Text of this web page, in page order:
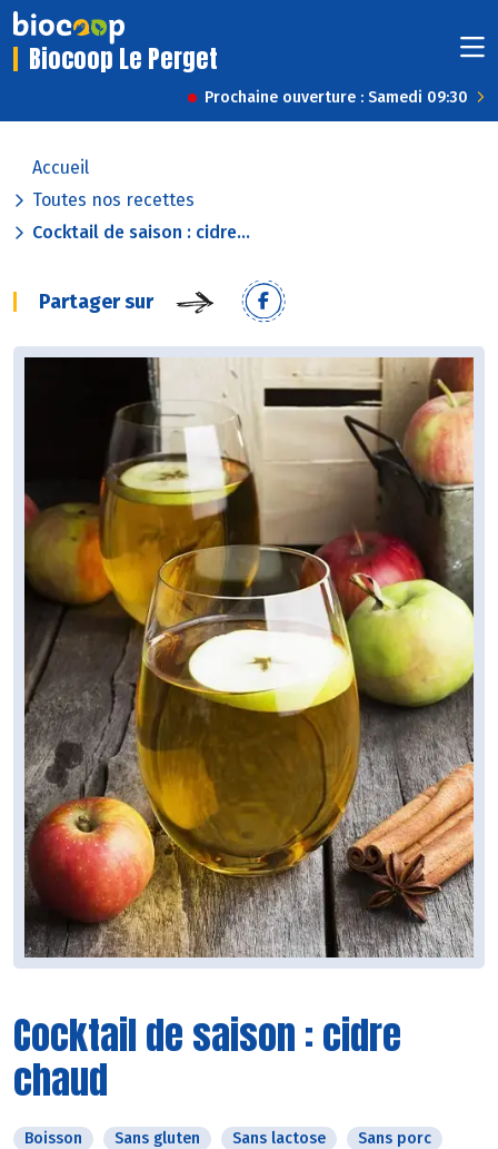
Biocoop Le Perget
Prochaine ouverture : Samedi 09:30
Accueil
Toutes nos recettes
Cocktail de saison : cidre...
Partager sur
Cocktail de saison : cidre
chaud
Boisson Sans gluten Sans lactose
Sans porc